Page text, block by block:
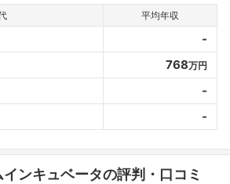
平均年収
-
768万円
-
-
ンキュベータの評判・口コミ